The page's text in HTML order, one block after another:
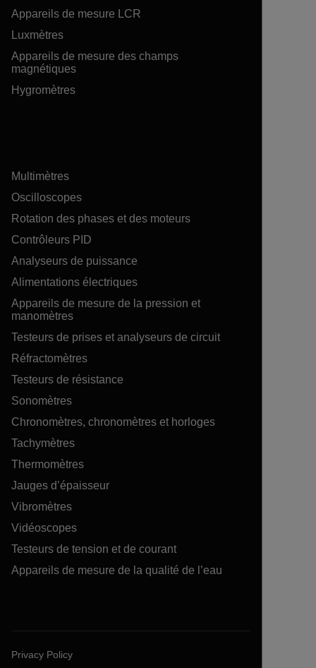
Appareils de mesure LCR
Luxmètres
Appareils de mesure des champs
magnétiques
Hygromètres
Multimètres
Oscilloscopes
Rotation des phases et des moteurs
Contrôleurs PID
Analyseurs de puissance
Alimentations électriques
Appareils de mesure de la pression et
manomètres
Testeurs de prises et analyseurs de circuit
Réfractomètres
Testeurs de résistance
Sonomètres
Chronomètres, chronomètres et horloges
Tachymètres
Thermomètres
Jauges d’épaisseur
Vibromètres
Vidéoscopes
Testeurs de tension et de courant
Appareils de mesure de la qualité de l’eau
Privacy Policy